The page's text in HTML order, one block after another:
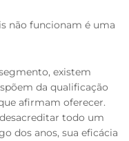
não funcionam é uma
existem
da qualificação
afirmam oferecer.
todo um
dos anos, sua eficácia